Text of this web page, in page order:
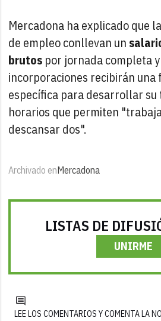
Mercadona ha explicado que
de empleo conllevan un
brutos por jornada completa
incorporaciones recibirán una
específica para desarrollar su
horarios que permiten
descansar dos".
Archivado enMercadona
LISTAS DE
UNIRME
LEE LOS COMENTARIOS Y COMENTA LA